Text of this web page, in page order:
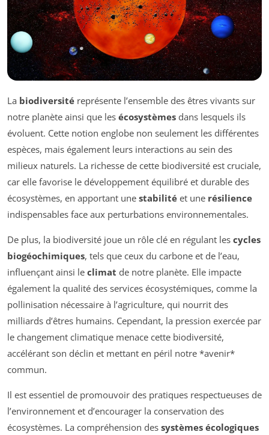
La biodiversité représente l’ensemble des êtres vivants sur
notre planète ainsi que les écosystèmes dans lesquels ils
évoluent. Cette notion englobe non seulement les différentes
espèces, mais également leurs interactions au sein des
milieux naturels. La richesse de cette biodiversité est cruciale,
car elle favorise le développement équilibré et durable des
écosystèmes, en apportant une stabilité et une résilience
indispensables face aux perturbations environnementales.
De plus, la biodiversité joue un rôle clé en régulant les cycles
biogéochimiques, tels que ceux du carbone et de l’eau,
influençant ainsi le climat de notre planète. Elle impacte
également la qualité des services écosystémiques, comme la
pollinisation nécessaire à l’agriculture, qui nourrit des
milliards d’êtres humains. Cependant, la pression exercée par
le changement climatique menace cette biodiversité,
accélérant son déclin et mettant en péril notre *avenir*
commun.
Il est essentiel de promouvoir des pratiques respectueuses de
l’environnement et d’encourager la conservation des
écosystèmes. La compréhension des systèmes écologiques